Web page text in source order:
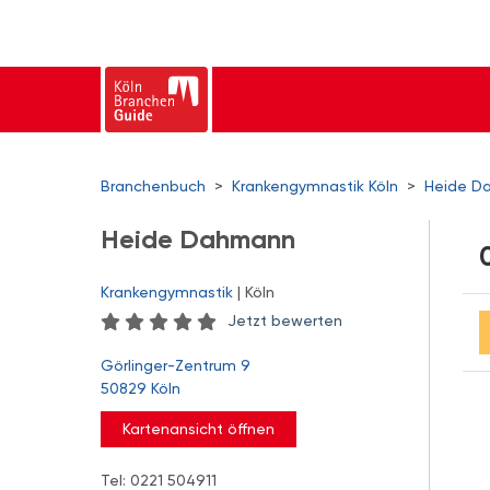
Branchenbuch > Krankengymnastik Köln > Heide
Heide Dahmann
Krankengymnastik | Köln
Jetzt bewerten
Görlinger-Zentrum 9
50829 Köln
Kartenansicht öffnen
Tel: 0221 504911